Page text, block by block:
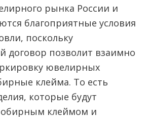
рынка России и
благоприятные условия
поскольку
договор позволит взаимно
ювелирных
клейма. То есть
которые будут
клеймом и